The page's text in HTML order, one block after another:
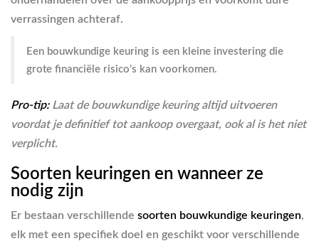
verrassingen achteraf.
Een bouwkundige keuring is een kleine investering die
grote financiële risico’s kan voorkomen.
Pro-tip: Laat de bouwkundige keuring altijd uitvoeren
voordat je definitief tot aankoop overgaat, ook al is het niet
verplicht.
Soorten keuringen en wanneer ze
nodig zijn
Er bestaan verschillende soorten bouwkundige keuringen,
elk met een specifiek doel en geschikt voor verschillende